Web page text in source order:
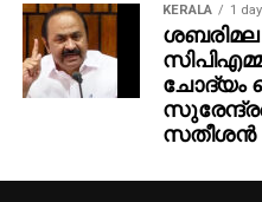
KERALA 1
ചോദ്യം
സതീശന്‍